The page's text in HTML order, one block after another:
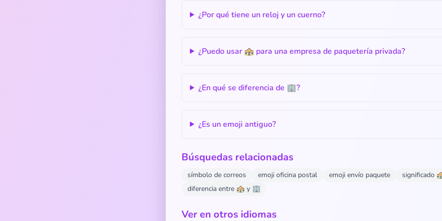
¿Por qué tiene un reloj y un cuerno?
¿Puedo usar 🏤 para una empresa de paquetería privada?
¿En qué se diferencia de 🏢?
¿Es un emoji antiguo?
Búsquedas relacionadas
símbolo de correos emoji oficina postal emoji envío paquete
significado
diferencia entre 🏤 y 🏢
Ver en otros idiomas